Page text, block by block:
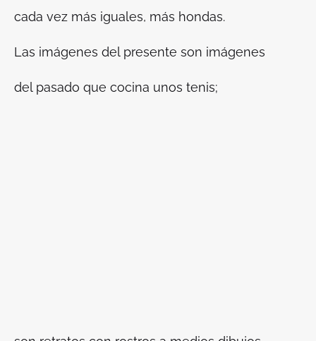
cada vez más iguales, más hondas.
Las imágenes del presente son imágenes
del pasado que cocina unos tenis;